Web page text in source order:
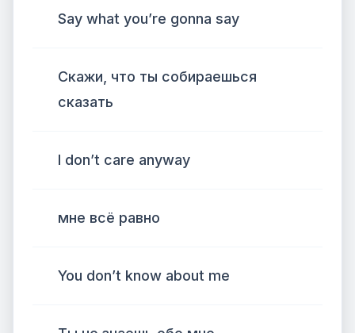
Say what you’re gonna say
Скажи, что ты собираешься
сказать
I don’t care anyway
мне всё равно
You don’t know about me